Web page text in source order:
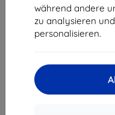
während andere
zu analysieren
personalisieren.